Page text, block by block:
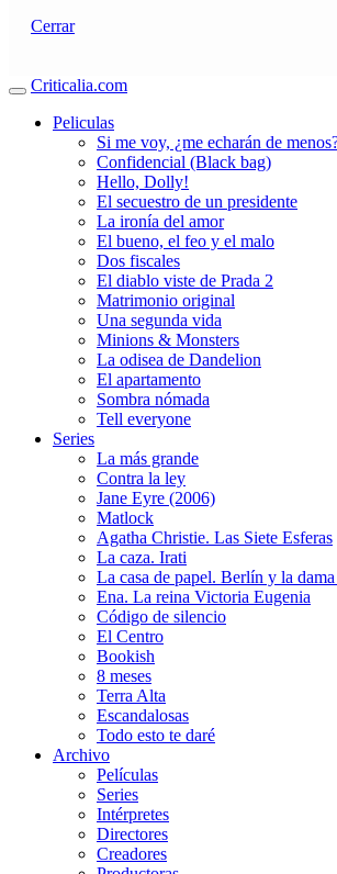
Cerrar
Criticalia.com
Peliculas
Si me voy, ¿me echarán de
Confidencial (Black bag)
Hello, Dolly!
El secuestro de un presidente
La ironía del amor
El bueno, el feo y el malo
Dos fiscales
El diablo viste de Prada 2
Matrimonio original
Una segunda vida
Minions & Monsters
La odisea de Dandelion
El apartamento
Sombra nómada
Tell everyone
Series
La más grande
Contra la ley
Jane Eyre (2006)
Matlock
Agatha Christie. Las Siete Esferas
La caza. Irati
La casa de papel. Berlín y la
Ena. La reina Victoria Eugenia
Código de silencio
El Centro
Bookish
8 meses
Terra Alta
Escandalosas
Todo esto te daré
Archivo
Películas
Series
Intérpretes
Directores
Creadores